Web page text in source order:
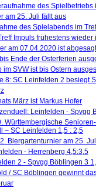
des Spielbetriebs
am 25. Juli fällt aus
des Spielabends im
Impuls frühestens wieder
am 07.04.2020 ist abgesagt
Ende der Osterferien
im SVW ist bis Ostern
8: SC Leinfelden 2 besiegt
März ist Markus Hofer
Leinfelden - Spvgg
Württembergische
– SC Leinfelden 1,5 : 2,5
Biergartenturnier am 25.
- Herrenberg 4,5:3,5
2 - Spvgg Böblingen 3
/ SC Böblingen gewinnt